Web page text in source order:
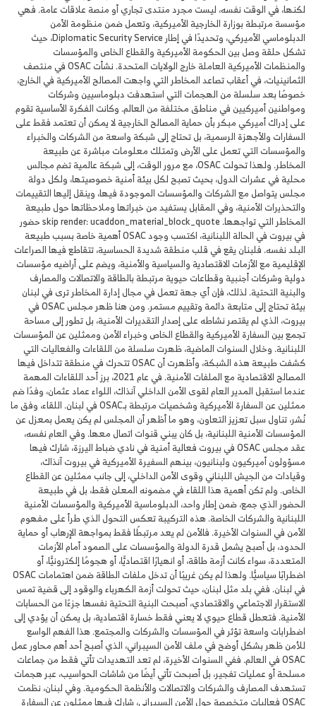
لكنها، في الوقت نفسه، ليست مجرد منتدى تجاري أو منصة علاقات عامة. فهي
مؤسسة مرتبطة بوزارة الخارجية الأميركية، وتعمل ضمن منظومة الأمن
الدبلوماسي الأميركي، وتحديدًا في إطار Diplomatic Security Service، حيث
تشكل حلقة وصل بين الحكومة الأميركية والقطاع الخاص والمؤسسات
والمنظمات الأميركية العاملة خارج الولايات المتحدة. نشأت OSAC في منتصف
الثمانينيات، في أعقاب تصاعد المخاطر التي واجهت المصالح الأميركية في الخارج،
خصوصًا بعد سلسلة من الهجمات التي استهدفت دبلوماسيين وشركات
ومواطنين أميركيين في مناطق مختلفة من العالم. وكانت الفكرة الأساسية تقوم
على إدراك أميركي مبكر بأن حماية المصالح الخارجية لا يمكن أن تعتمد فقط على
السفارات والأجهزة الرسمية، بل تحتاج إلى شبكة واسعة من الشركات والخبراء
والمؤسسات التي تعمل على الأرض وتمتلك معلومات مباشرة عن طبيعة
المخاطر. ولهذا تحولت OSAC، مع مرور الوقت، إلى شبكة عالمية تضم مجالس
محلية في عشرات الدول، بحيث تصبح لكل بيئة أمنية خصوصيتها، ولكل دولة
مجلس يتواصل مع الشركات والمؤسسات الموجودة فيها، وينقل إليها التقييمات
والتحذيرات الأمنية، وفي المقابل يستفيد من خبراتها وملاحظاتها حول طبيعة
المخاطر التي تواجهها. skip render: ucaddon_material_block_quote حضور
في بيروت في الحالة اللبنانية، اكتسب وجود OSAC أهمية خاصة بسبب طبيعة
البلد نفسه. فلبنان يقع في قلب منطقة شديدة الحساسية، تتقاطع فيها الصراعات
الإقليمية مع الأزمات الاقتصادية والسياسية والأمنية، ويضم على أراضيه مؤسسات
دولية وشركات أجنبية وقطاعات حيوية مرتبطة بالطاقة والاتصالات والمصارف
والبنية التحتية. لذلك، فإن أي جهة تعمل في مجال إدارة المخاطر ترى في لبنان
بيئة تحتاج إلى متابعة دائمة وتقييم مستمر. ومن هنا ظهر مجلس OSAC في
بيروت، الذي لم يقتصر نشاطه على إصدار التقديرات الأمنية، بل تطور إلى مساحة
تجمع بين السفارة الأميركية والقطاع الخاص وخبراء الأمن وممثلين عن المؤسسات
اللبنانية. وخلال السنوات الماضية، ظهرت سلسلة من اللقاءات والفعاليات التي
كشفت طبيعة هذه الشبكة، وأظهرت أن OSAC تتحرك في منطقة تتداخل فيها
المصالح الاقتصادية مع الملفات الأمنية. في عام 2021، برز أحد اللقاءات المهمة
عندما استقبل المدير العام لقوى الأمن الداخلي آنذاك، اللواء عماد عثمان، وفدًا ضم
ممثلين عن السفارة الأميركية وشخصيات مرتبطة بـOSAC في لبنان. اللقاء، وفق ما
نُشر، تناول سبل تعزيز التعاون، وهو ما أظهر أن المجلس لم يكن يعمل بمعزل عن
المؤسسات الأمنية اللبنانية، بل كان يبني قنوات اتصال معها. وفي العام نفسه،
عقد مجلس OSAC في بيروت فعالية أمنية في نادي ضباط اليرزة، شارك فيها
مسؤولون أميركيون ولبنانيون، بينهم السفيرة الأميركية في بيروت آنذاك،
وقيادات من الجيش اللبناني وقوى الأمن الداخلي، إلى جانب ممثلين عن القطاع
الخاص. ولم تكن أهمية هذا اللقاء في مضمونه المعلن فقط، بل في طبيعة
الحضور الذي جمع، ضمن إطار واحد، الدبلوماسية الأميركية والمؤسسات الأمنية
اللبنانية والشركات الخاصة. هذه التركيبة تعكس التحول الذي طرأ على مفهوم
الأمن في السنوات الأخيرة. فالأمن لم يعد مرتبطًا فقط بمواجهة الإرهاب أو حماية
الحدود، بل أصبح يشمل قدرة الدولة والمؤسسات على الصمود أمام الأزمات
المتعددة، سواء كانت أزمة طاقة، أو انهيارًا اقتصاديًّا، أو هجومًا إلكترونيًّا، أو
اضطرابًا سياسيًّا. ولهذا لم يكن غريبًا أن تدخل ملفات الطاقة ضمن اهتمامات OSAC
في لبنان. ففي بلد مثل لبنان، حيث تحولت أزمة الكهرباء والوقود إلى قضية تمس
الاستقرار الاجتماعي والاقتصادي، أصبحت البنية التحتية نفسها جزءًا من الحسابات
الأمنية. فتعطل قطاع حيوي لا يعني فقط خسارة اقتصادية، بل يمكن أن يؤدي إلى
اضطرابات واسعة تؤثر في المؤسسات والشركات والمجتمع. هذا الفهم الواسع
للأمن ظهر بشكل أوضح في ملف الأمن السيبراني، الذي أصبح أحد أهم محاور عمل
OSAC في العالم. ففي السنوات الأخيرة، لم تعد التهديدات تأتي فقط من جماعات
مسلحة أو عمليات تفجير، بل أصبحت تأتي أيضًا من شاشات الحواسيب، عبر هجمات
تستهدف المصارف والشركات والاتصالات والأنظمة الحكومية. وفي لبنان، نظمت
OSAC فعاليات متخصصة حول الأمن السيبراني، شارك فيها ممثلون عن السفارة